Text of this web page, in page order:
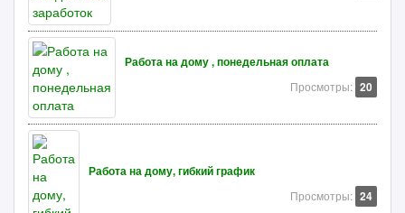
Работа на дому , понедельная оплата
Просмотры: 20
Работа на дому, гибкий график
Просмотры: 24